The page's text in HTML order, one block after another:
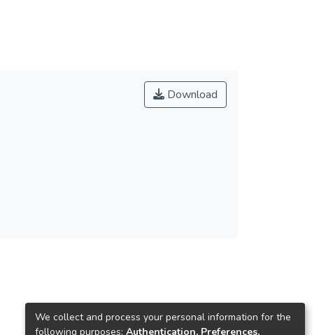
Download
We collect and process your personal information for the
following purposes: Authentication, Preferences,